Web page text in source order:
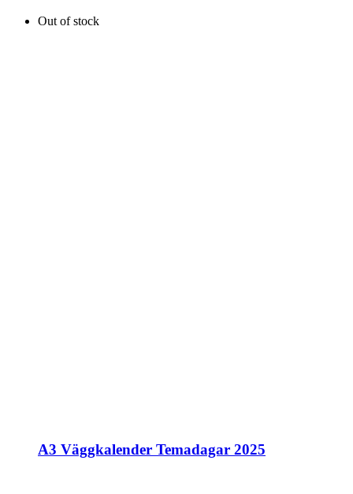
Out of stock
A3 Väggkalender Temadagar 2025